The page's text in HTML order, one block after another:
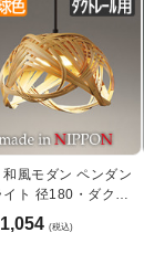
和風モダン ペンダン
イト 径180・ダクト
ル用
(税込)